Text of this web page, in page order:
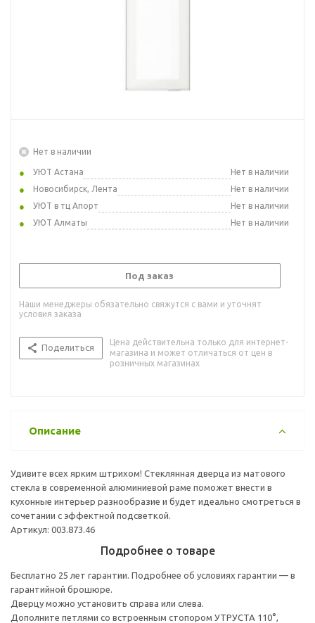
Нет в наличии
УЮТ Астана
Нет в наличии
Новосибирск, Лента
Нет в наличии
УЮТ в тц Апорт
Нет в наличии
УЮТ Алматы
Нет в наличии
Под заказ
Наши менеджеры обязательно свяжутся с вами и уточнят
условия заказа
Поделиться
Цена действительна только для интернет-
магазина и может отличаться от цен в
розничных магазинах
Описание
Удивите всех ярким штрихом! Стеклянная дверца из матового
стекла в современной алюминиевой раме поможет внести в
кухонные интерьер разнообразие и будет идеально смотреться в
сочетании с эффектной подсветкой.
Артикул: 003.873.46
Подробнее о товаре
Бесплатно 25 лет гарантии. Подробнее об условиях гарантии — в
гарантийной брошюре.
Дверцу можно установить справа или слева.
Дополните петлями со встроенным стопором УТРУСТА 110°,